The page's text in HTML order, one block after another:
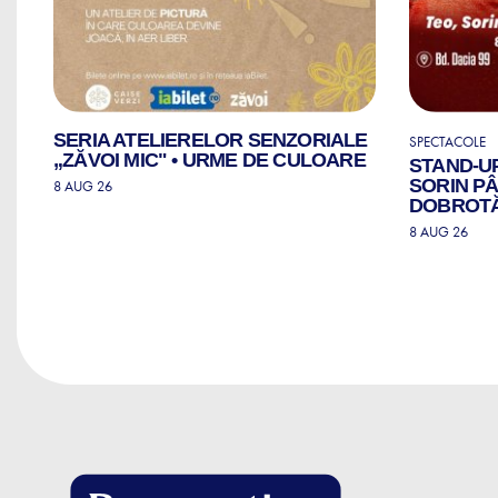
SERIA ATELIERELOR SENZORIALE
„ZĂVOI MIC" • URME DE CULOARE
8 AUG 26
SPECTACOLE
STAND-
SORIN
8 AUG 26